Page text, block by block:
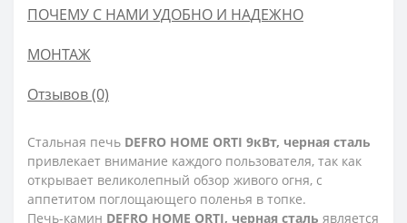
ПОЧЕМУ С НАМИ УДОБНО И НАДЕЖНО
МОНТАЖ
Отзывов (0)
Стальная печь DEFRO HOME ORTI 9кВт, черная сталь
привлекает внимание каждого пользователя, так как
открывает великолепный обзор живого огня, с
аппетитом поглощающего поленья в топке.
Печь-камин DEFRO HOME ORTI, черная сталь является